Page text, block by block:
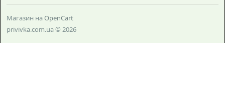
Магазин на OpenCart
privivka.com.ua © 2026